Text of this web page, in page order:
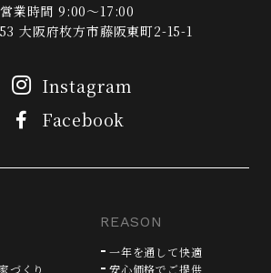
営業時間 9:00～17:00
大阪府枚方市藤阪東町2-15-1
Instagram
Facebook
づくり
REASON
一年を通して快適
安心価格でご提供